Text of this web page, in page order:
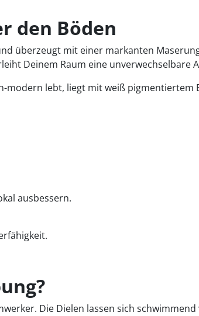
den Böden
überzeugt mit einer markanten
Deinem Raum eine unverwechselbare
lebt, liegt mit weiß pigmentiertem
ausbessern.
Die Dielen lassen sich